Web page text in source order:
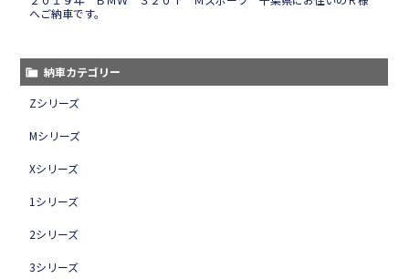
へご納車です。
納車カテゴリー
Zシリーズ
Mシリーズ
Xシリーズ
1シリーズ
2シリーズ
3シリーズ